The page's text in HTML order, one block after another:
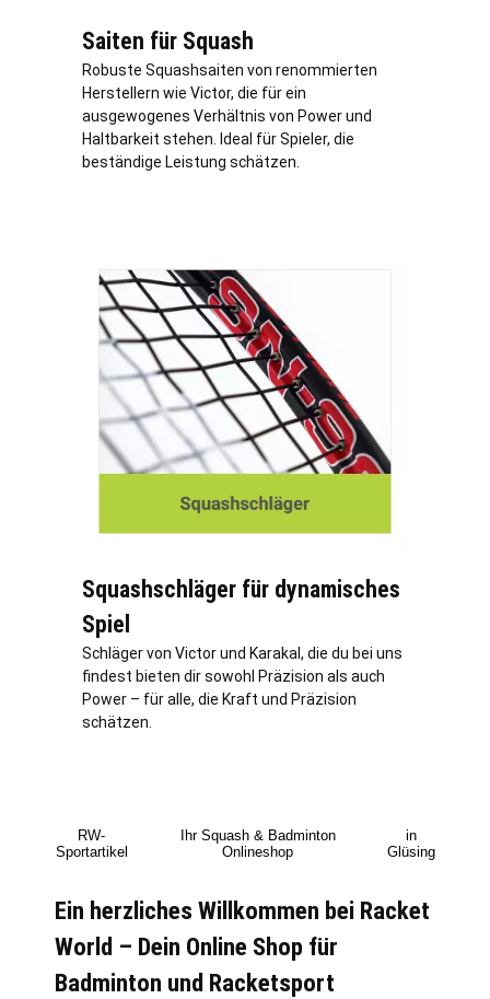
Saiten für Squash
Robuste Squashsaiten von renommierten
Herstellern wie Victor, die für ein
ausgewogenes Verhältnis von Power und
Haltbarkeit stehen. Ideal für Spieler, die
beständige Leistung schätzen.
Squashschläger für dynamisches
Spiel
Schläger von Victor und Karakal, die du bei uns
findest bieten dir sowohl Präzision als auch
Power – für alle, die Kraft und Präzision
schätzen.
RW-
Sportartikel
Ihr Squash & Badminton
Onlineshop
in
Glüsing
Ein herzliches Willkommen bei Racket
World – Dein Online Shop für
Badminton und Racketsport